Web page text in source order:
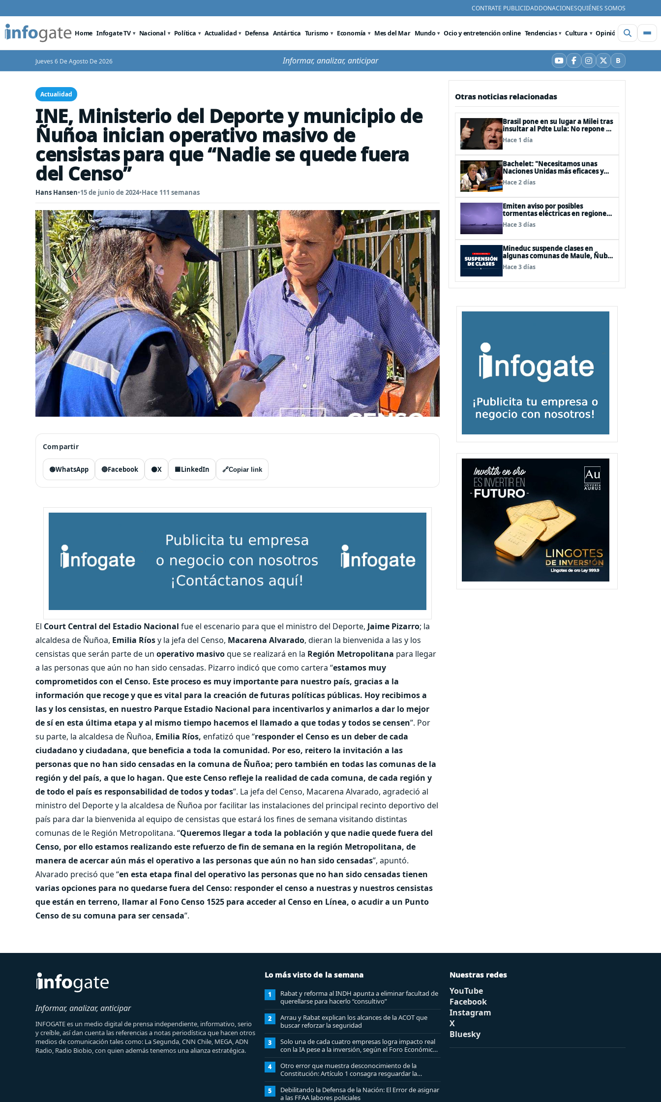
CONTRATE PUBLICIDADDONACIONESQUIÉNES SOMOS
Home Infogate TV Nacional Política Actualidad Defensa Antártica Turismo Economía Mes del Mar Mundo Ocio y entretención online Tendencias Cultura Opinión Videos
Jueves 6 De Agosto De 2026 Informar, analizar, anticipar YouTube
Facebook
Instagram
X BBluesky
Actualidad
INE, Ministerio del Deporte y municipio de
Ñuñoa inician operativo masivo de
censistas para que “Nadie se quede fuera
del Censo”
Hans Hansen•15 de junio de 2024•Hace 111 semanas
Compartir
🟢WhatsApp 🔵Facebook ⚫X 🟦LinkedIn 🔗Copiar link
El Court Central del Estadio Nacional fue el escenario para que el ministro del Deporte, Jaime Pizarro; la
alcaldesa de Ñuñoa, Emilia Ríosy la jefa del Censo, Macarena Alvarado, dieran la bienvenida a las y los
censistas que serán parte de un operativo masivoque se realizará en la Región Metropolitana para llegar
a las personas que aún no han sido censadas. Pizarro indicó que como cartera “estamos muy
comprometidos con el Censo. Este proceso es muy importante para nuestro país, gracias a la
información que recoge y que es vital para la creación de futuras políticas públicas. Hoy recibimos a
las y los censistas, en nuestro Parque Estadio Nacional para incentivarlos y animarlos a dar lo mejor
de sí en esta última etapa y al mismo tiempo hacemos el llamado a que todas y todos se censen”. Por
su parte, la alcaldesa de Ñuñoa, Emilia Ríos, enfatizó que “responder el Censo es un deber de cada
ciudadano y ciudadana, que beneficia a toda la comunidad. Por eso, reitero la invitación a las
personas que no han sido censadas en la comuna de Ñuñoa; pero también en todas las comunas de la
región y del país, a que lo hagan. Que este Censo refleje la realidad de cada comuna, de cada región y
de todo el país es responsabilidad de todos y todas”. La jefa del Censo, Macarena Alvarado, agradeció al
ministro del Deporte y la alcaldesa de Ñuñoa por facilitar las instalaciones del principal recinto deportivo del
país para dar la bienvenida al equipo de censistas que estará los fines de semana visitando distintas
comunas de le Región Metropolitana. “Queremos llegar a toda la población y que nadie quede fuera del
Censo, por ello estamos realizando este refuerzo de fin de semana en la región Metropolitana, de
manera de acercar aún más el operativo a las personas que aún no han sido censadas”, apuntó.
Alvarado precisó que “en esta etapa final del operativo las personas que no han sido censadas tienen
varias opciones para no quedarse fuera del Censo: responder el censo a nuestras y nuestros censistas
que están en terreno, llamar al Fono Censo 1525 para acceder al Censo en Línea, o acudir a un Punto
Censo de su comuna para ser censada”.
Otras noticias relacionadas
Brasil pone en su lugar a Milei tras
insultar al Pdte Lula: No repone al
embajador en BBSS y rebaja la
relación bilateral
Hace 1 día
Bachelet: "Necesitamos unas
Naciones Unidas más eficaces y
cercanas a las personas"
Hace 2 días
Emiten aviso por posibles
tormentas eléctricas en regiones
de Los Lagos y Aysén
Hace 3 días
Mineduc suspende clases en
algunas comunas de Maule, Ñuble
y La Araucanía para este lunes
Hace 3 días
Informar, analizar, anticipar
INFOGATE es un medio digital de prensa independiente, informativo, serio
y creíble, así dan cuenta las referencias a notas periodística que hacen otros
medios de comunicación tales como: La Segunda, CNN Chile, MEGA, ADN
Radio, Radio Biobio, con quien además tenemos una alianza estratégica.
Lo más visto de la semana
1
Rabat y reforma al INDH apunta a eliminar facultad de
querellarse para hacerlo “consultivo”
2
Arrau y Rabat explican los alcances de la ACOT que
buscar reforzar la seguridad
3
Solo una de cada cuatro empresas logra impacto real
con la IA pese a la inversión, según el Foro Económico
Mundial
4
Otro error que muestra desconocimiento de la
Constitución: Artículo 1 consagra resguardar la
seguridad nacional y proteger a los ciudadanos
5
Debilitando la Defensa de la Nación: El Error de asignar
a las FFAA labores policiales
Nuestras redes
YouTube
Facebook
Instagram
X
Bluesky